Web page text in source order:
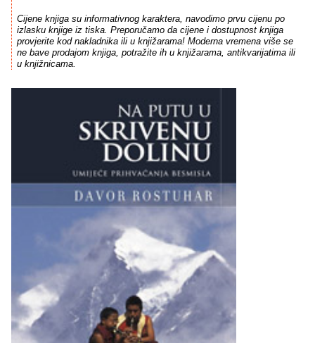
Cijene knjiga su informativnog karaktera, navodimo prvu cijenu po
izlasku knjige iz tiska. Preporučamo da cijene i dostupnost knjiga
provjerite kod nakladnika ili u knjižarama! Moderna vremena više se
ne bave prodajom knjiga, potražite ih u knjižarama, antikvarijatima ili
u knjižnicama.